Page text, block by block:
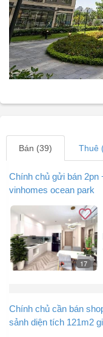
Bán (39) Thuê
Chính chủ gửi bán 2pn
vinhomes ocean park
17
+ 2WC góc tại
* Thông tin căn hộ:
+ Nhà nội thất mới
Chính chủ cần bán
sảnh diện tích 121m2